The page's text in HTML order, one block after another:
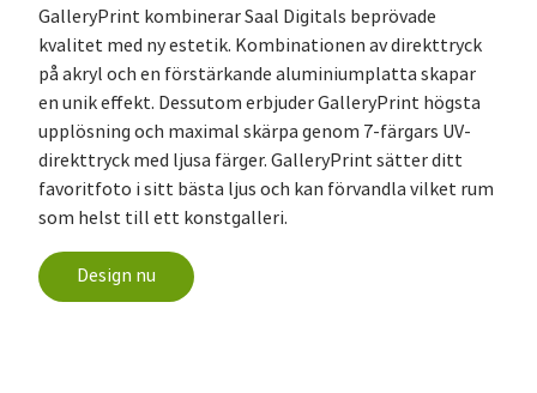
GalleryPrint kombinerar Saal Digitals beprövade
kvalitet med ny estetik. Kombinationen av direkttryck
på akryl och en förstärkande aluminiumplatta skapar
en unik effekt. Dessutom erbjuder GalleryPrint högsta
upplösning och maximal skärpa genom 7-färgars UV-
direkttryck med ljusa färger. GalleryPrint sätter ditt
favoritfoto i sitt bästa ljus och kan förvandla vilket rum
som helst till ett konstgalleri.
Design nu